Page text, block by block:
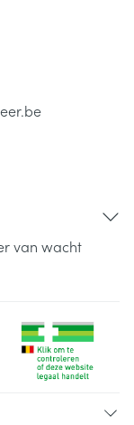
van wacht